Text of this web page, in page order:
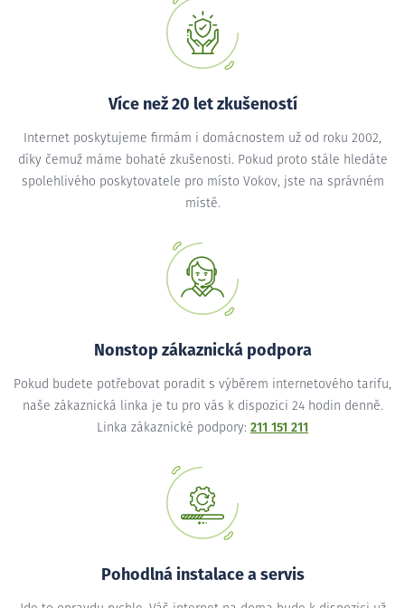
Více než 20 let zkušeností
Internet poskytujeme firmám i domácnostem už od roku 2002,
díky čemuž máme bohaté zkušenosti. Pokud proto stále hledáte
spolehlivého poskytovatele pro místo Vokov, jste na správném
místě.
Nonstop zákaznická podpora
Pokud budete potřebovat poradit s výběrem internetového tarifu,
naše zákaznická linka je tu pro vás k dispozici 24 hodin denně.
Linka zákaznické podpory: 211 151 211
Pohodlná instalace a servis